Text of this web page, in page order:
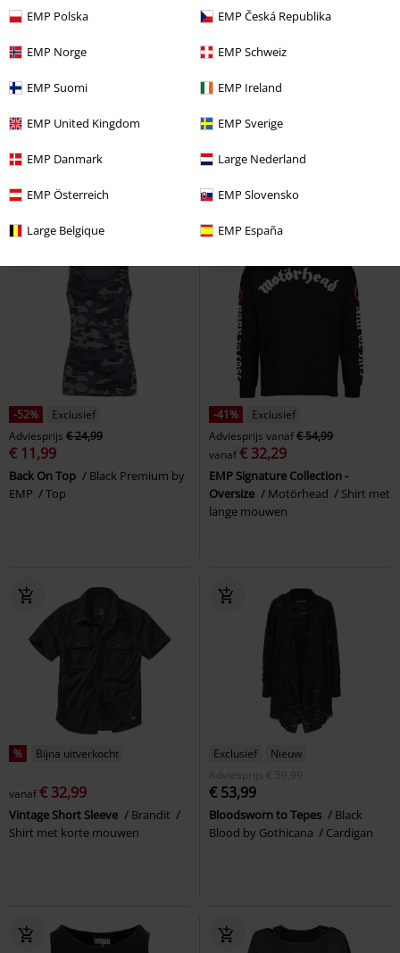
EMP Polska EMP Česká Republika
EMP Norge EMP Schweiz
EMP Suomi EMP Ireland
EMP United Kingdom EMP Sverige
EMP Danmark Large Nederland
EMP Österreich EMP Slovensko
Large Belgique EMP España
Adviesprijs vanaf
vanaf
€ 16,99
shirt
vanaf € 12,99
shirt
-52%
Exclusief
Adviesprijs € 24,99
€ 11,99
Back On Top
Black Premium by
EMP
Top
-41%
Exclusief
Adviesprijs vanaf€ 54,99
vanaf€ 32,29
EMP Signature Collection -
Oversize
Motörhead
Shirt met
lange mouwen
% Bijna uitverkocht
vanaf€ 32,99
Vintage Short Sleeve
Brandit
Shirt met korte mouwen
Exclusief
Nieuw
Adviesprijs
€ 59,99
€ 53,99
Bloodsworn to Tepes
Black
Blood by Gothicana
Cardigan